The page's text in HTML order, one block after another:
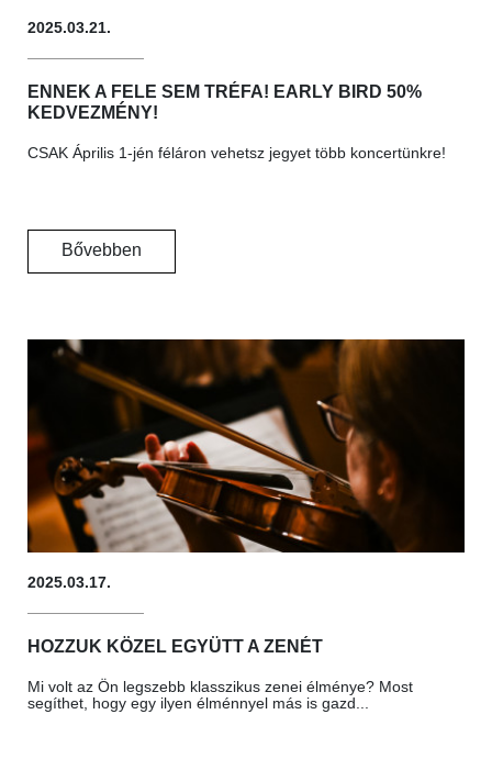
2025.03.21.
ENNEK A FELE SEM TRÉFA! EARLY BIRD 50%
KEDVEZMÉNY!
CSAK Április 1-jén féláron vehetsz jegyet több koncertünkre!
Bővebben
2025.03.17.
HOZZUK KÖZEL EGYÜTT A ZENÉT
Mi volt az Ön legszebb klasszikus zenei élménye? Most
segíthet, hogy egy ilyen élménnyel más is gazd...